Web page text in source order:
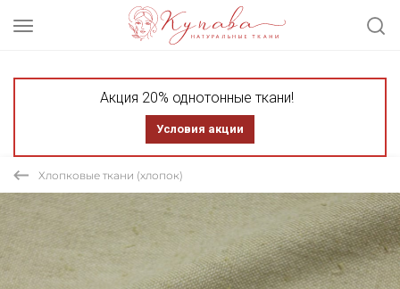
Акция 20% однотонные ткани!
Условия акции
Хлопковые ткани (хлопок)